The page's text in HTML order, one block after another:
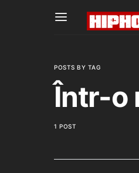
POSTS BY TAG
Într-o
1 POST